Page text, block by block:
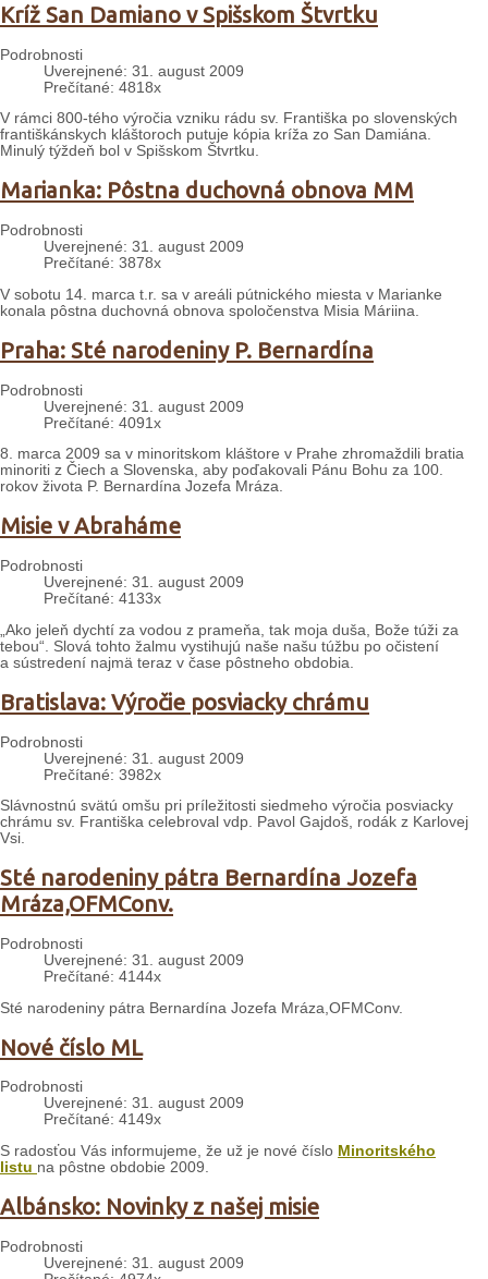
Kríž San Damiano v Spišskom Štvrtku
Podrobnosti
Uverejnené: 31. august 2009
Prečítané: 4818x
V rámci 800-tého výročia vzniku rádu sv. Františka po slovenských
františkánskych kláštoroch putuje kópia kríža zo San Damiána.
Minulý týždeň bol v Spišskom Štvrtku.
Marianka: Pôstna duchovná obnova MM
Podrobnosti
Uverejnené: 31. august 2009
Prečítané: 3878x
V sobotu 14. marca t.r. sa v areáli pútnického miesta v Marianke
konala pôstna duchovná obnova spoločenstva Misia Máriina.
Praha: Sté narodeniny P. Bernardína
Podrobnosti
Uverejnené: 31. august 2009
Prečítané: 4091x
8. marca 2009 sa v minoritskom kláštore v Prahe zhromaždili bratia
minoriti z Čiech a Slovenska, aby poďakovali Pánu Bohu za 100.
rokov života P. Bernardína Jozefa Mráza.
Misie v Abraháme
Podrobnosti
Uverejnené: 31. august 2009
Prečítané: 4133x
„Ako jeleň dychtí za vodou z prameňa, tak moja duša, Bože túži za
tebou“. Slová tohto žalmu vystihujú naše našu túžbu po očistení
a sústredení najmä teraz v čase pôstneho obdobia.
Bratislava: Výročie posviacky chrámu
Podrobnosti
Uverejnené: 31. august 2009
Prečítané: 3982x
Slávnostnú svätú omšu pri príležitosti siedmeho výročia posviacky
chrámu sv. Františka celebroval vdp. Pavol Gajdoš, rodák z Karlovej
Vsi.
Sté narodeniny pátra Bernardína Jozefa
Mráza,OFMConv.
Podrobnosti
Uverejnené: 31. august 2009
Prečítané: 4144x
Sté narodeniny pátra Bernardína Jozefa Mráza,OFMConv.
Nové číslo ML
Podrobnosti
Uverejnené: 31. august 2009
Prečítané: 4149x
S radosťou Vás informujeme, že už je nové číslo Minoritského
listu na pôstne obdobie 2009.
Albánsko: Novinky z našej misie
Podrobnosti
Uverejnené: 31. august 2009